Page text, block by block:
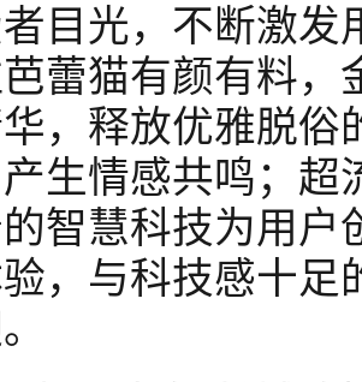
目光，不断激
蕾猫有颜有料
，释放优雅脱俗
生情感共鸣；
智慧科技为用户
，与科技感十